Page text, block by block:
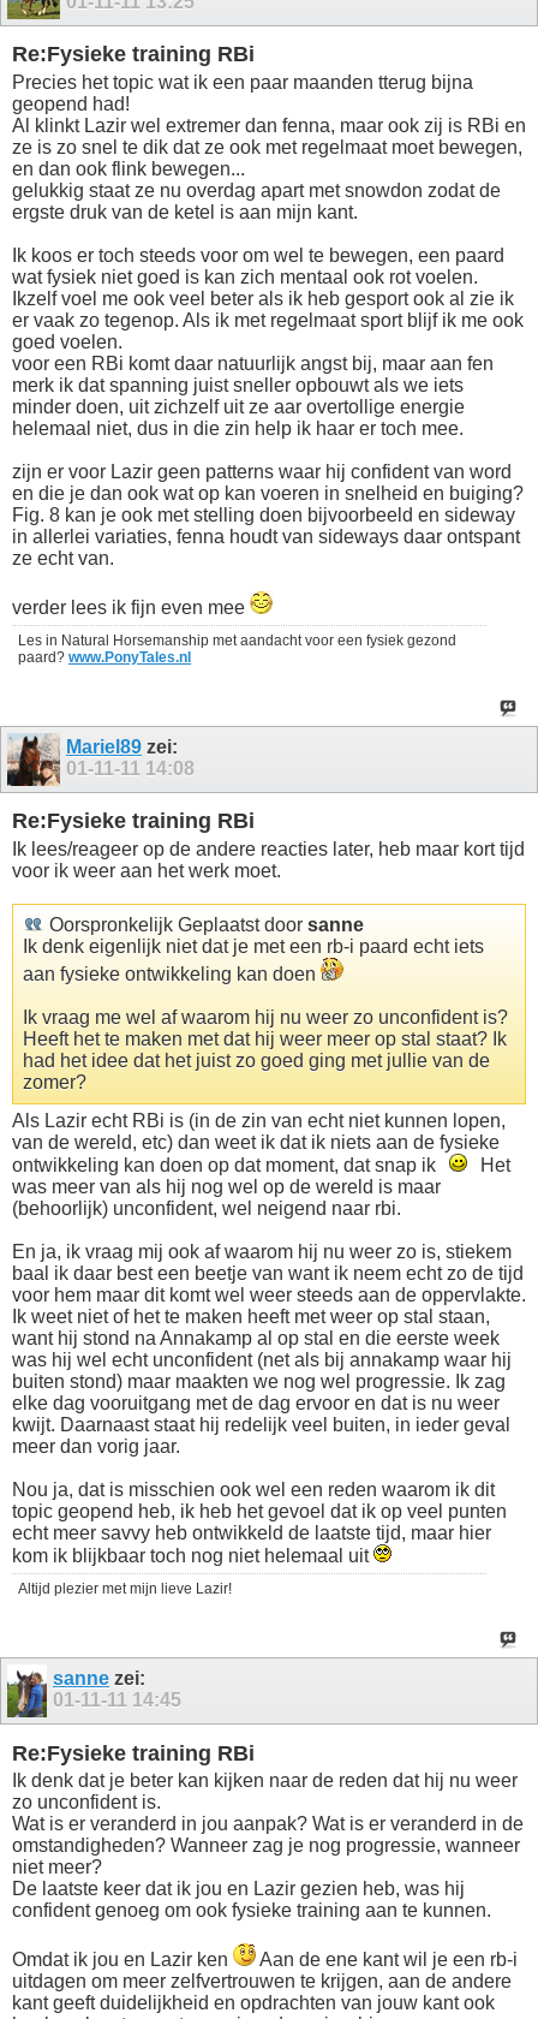
Re:Fysieke training RBi
Precies het topic wat ik een paar maanden tterug bijna
geopend had!
Al klinkt Lazir wel extremer dan fenna, maar ook zij is RBi en
ze is zo snel te dik dat ze ook met regelmaat moet bewegen,
en dan ook flink bewegen...
gelukkig staat ze nu overdag apart met snowdon zodat de
ergste druk van de ketel is aan mijn kant.
Ik koos er toch steeds voor om wel te bewegen, een paard
wat fysiek niet goed is kan zich mentaal ook rot voelen.
Ikzelf voel me ook veel beter als ik heb gesport ook al zie ik
er vaak zo tegenop. Als ik met regelmaat sport blijf ik me ook
goed voelen.
voor een RBi komt daar natuurlijk angst bij, maar aan fen
merk ik dat spanning juist sneller opbouwt als we iets
minder doen, uit zichzelf uit ze aar overtollige energie
helemaal niet, dus in die zin help ik haar er toch mee.
zijn er voor Lazir geen patterns waar hij confident van word
en die je dan ook wat op kan voeren in snelheid en buiging?
Fig. 8 kan je ook met stelling doen bijvoorbeeld en sideway
in allerlei variaties, fenna houdt van sideways daar ontspant
ze echt van.
verder lees ik fijn even mee
Les in Natural Horsemanship met aandacht voor een fysiek gezond
paard? www.PonyTales.nl
Mariel89 zei:
01-11-11 14:08
Re:Fysieke training RBi
Ik lees/reageer op de andere reacties later, heb maar kort tijd
voor ik weer aan het werk moet.
Oorspronkelijk Geplaatst door sanne
Ik denk eigenlijk niet dat je met een rb-i paard echt iets
aan fysieke ontwikkeling kan doen
Ik vraag me wel af waarom hij nu weer zo unconfident is?
Heeft het te maken met dat hij weer meer op stal staat? Ik
had het idee dat het juist zo goed ging met jullie van de
zomer?
Als Lazir echt RBi is (in de zin van echt niet kunnen lopen,
van de wereld, etc) dan weet ik dat ik niets aan de fysieke
ontwikkeling kan doen op dat moment, dat snap ik
Het
was meer van als hij nog wel op de wereld is maar
(behoorlijk) unconfident, wel neigend naar rbi.
En ja, ik vraag mij ook af waarom hij nu weer zo is, stiekem
baal ik daar best een beetje van want ik neem echt zo de tijd
voor hem maar dit komt wel weer steeds aan de oppervlakte.
Ik weet niet of het te maken heeft met weer op stal staan,
want hij stond na Annakamp al op stal en die eerste week
was hij wel echt unconfident (net als bij annakamp waar hij
buiten stond) maar maakten we nog wel progressie. Ik zag
elke dag vooruitgang met de dag ervoor en dat is nu weer
kwijt. Daarnaast staat hij redelijk veel buiten, in ieder geval
meer dan vorig jaar.
Nou ja, dat is misschien ook wel een reden waarom ik dit
topic geopend heb, ik heb het gevoel dat ik op veel punten
echt meer savvy heb ontwikkeld de laatste tijd, maar hier
kom ik blijkbaar toch nog niet helemaal uit
Altijd plezier met mijn lieve Lazir!
sanne zei:
01-11-11 14:45
Re:Fysieke training RBi
Ik denk dat je beter kan kijken naar de reden dat hij nu weer
zo unconfident is.
Wat is er veranderd in jou aanpak? Wat is er veranderd in de
omstandigheden? Wanneer zag je nog progressie, wanneer
niet meer?
De laatste keer dat ik jou en Lazir gezien heb, was hij
confident genoeg om ook fysieke training aan te kunnen.
Omdat ik jou en Lazir ken
Aan de ene kant wil je een rb-i
uitdagen om meer zelfvertrouwen te krijgen, aan de andere
kant geeft duidelijkheid en opdrachten van jouw kant ook